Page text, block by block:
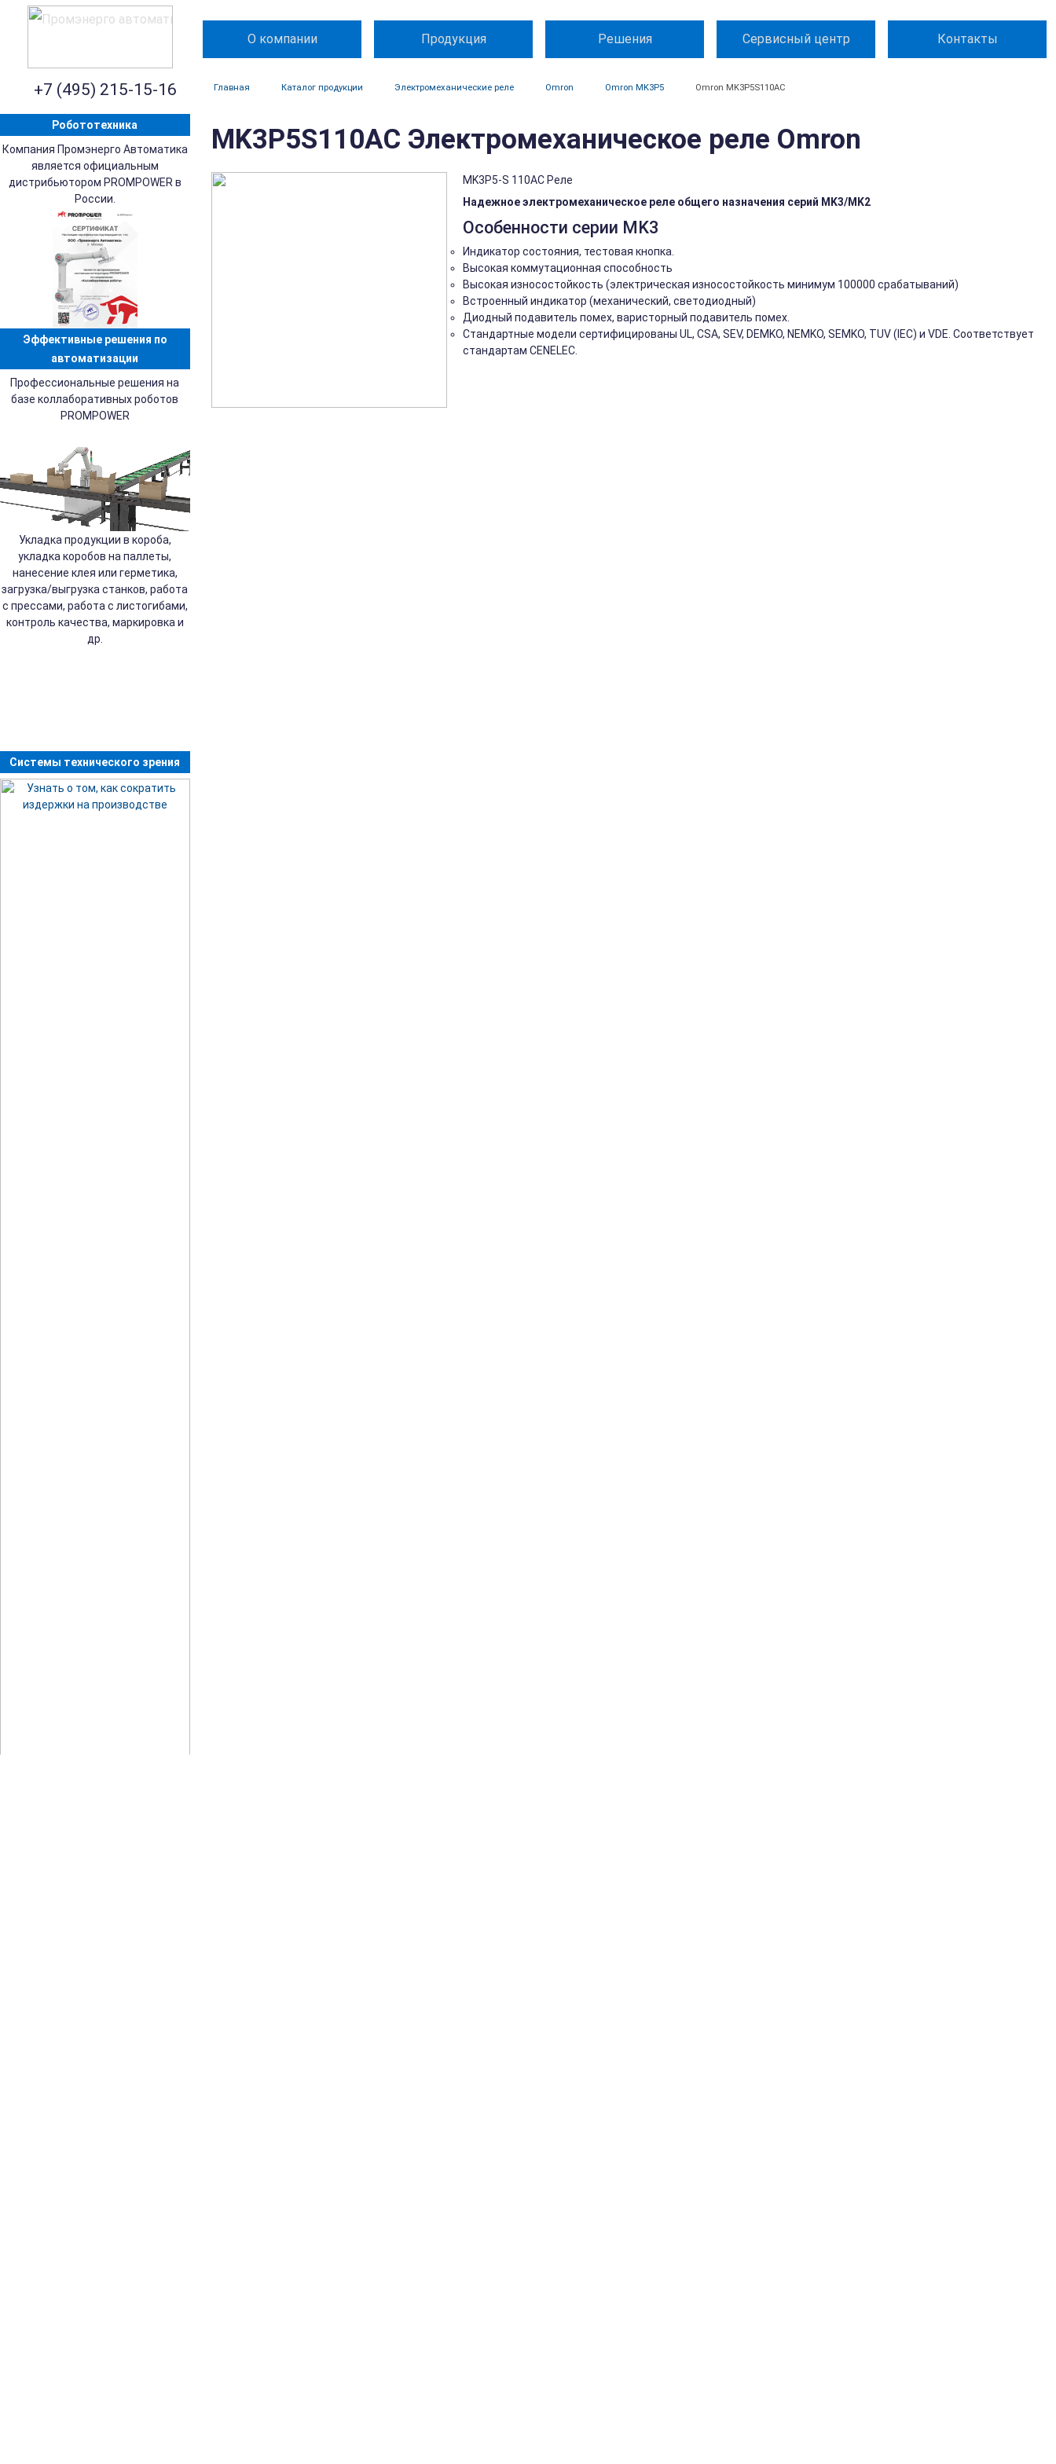
О компании Продукция Решения Сервисный центр Контакты
+7 (495) 215-15-16 Главная Каталог продукции Электромеханические реле Omron Omron MK3P5 Omron MK3P5S110AC
Робототехника
Компания Промэнерго Автоматика
является официальным
дистрибьютором PROMPOWER в
России.
Эффективные решения по
автоматизации
Профессиональные решения на
базе коллаборативных роботов
PROMPOWER
Укладка продукции в короба,
укладка коробов на паллеты,
нанесение клея или герметика,
загрузка/выгрузка станков, работа
с прессами, работа с листогибами,
контроль качества, маркировка и
др.
Системы технического зрения
MK3P5S110AC Электромеханическое реле Omron
MK3P5-S 110AC Реле
Надежное электромеханическое реле общего назначения серий MK3/MK2
Особенности серии MK3
Индикатор состояния, тестовая кнопка.
Высокая коммутационная способность
Высокая износостойкость (электрическая износостойкость минимум 100000 срабатываний)
Встроенный индикатор (механический, светодиодный)
Диодный подавитель помех, варисторный подавитель помех.
Стандартные модели сертифицированы UL, CSA, SEV, DEMKO, NEMKO, SEMKO, TUV (IEC) и VDE. Соответствует
стандартам CENELEC.